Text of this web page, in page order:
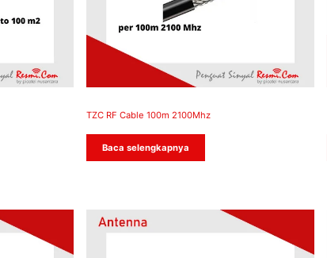
TZC RF Cable 100m 2100Mhz
Baca selengkapnya